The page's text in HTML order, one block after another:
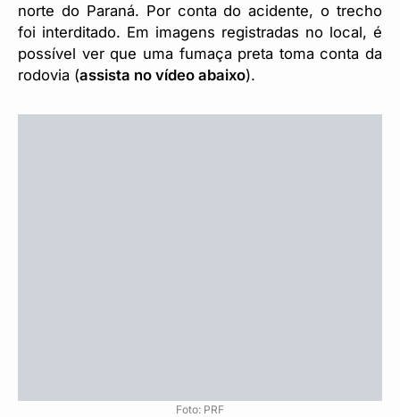
norte do Paraná. Por conta do acidente, o trecho
foi interditado. Em imagens registradas no local, é
possível ver que uma fumaça preta toma conta da
rodovia (assista no vídeo abaixo).
Foto: PRF